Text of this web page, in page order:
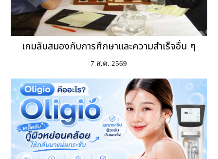
เกมลับสมองกับการศึกษาและความสำเร็จอื่น ๆ
7 ส.ค. 2569